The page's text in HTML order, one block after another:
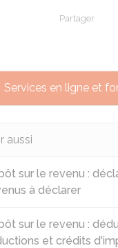
Partager
Services en ligne et
aussi
sur le revenu :
à déclarer
sur le revenu :
et crédits